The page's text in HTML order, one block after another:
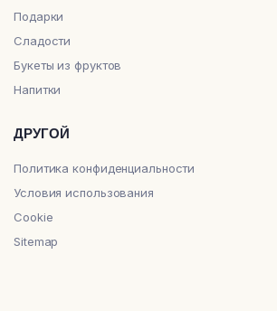
Подарки
Сладости
Букеты из фруктов
Напитки
ДРУГОЙ
Политика конфиденциальности
Условия использования
Cookie
Sitemap